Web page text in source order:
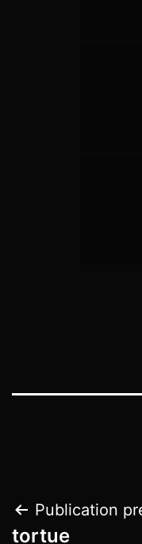
Publication
tortue